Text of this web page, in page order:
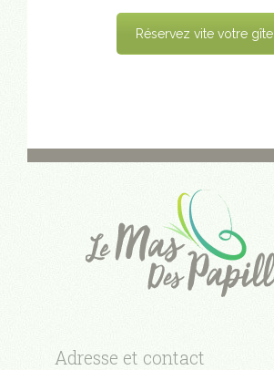
Réservez vite votre gîte
Adresse et contact